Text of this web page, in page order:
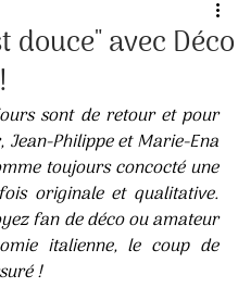
douce" avec Déco
sont de retour et pour
Jean-Philippe et Marie-Ena
toujours concocté une
originale et qualitative.
fan de déco ou amateur
italienne, le coup de
!